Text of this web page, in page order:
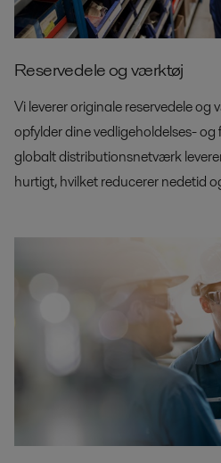
Reservedele og værktøj
Vi leverer originale reservedele
opfylder dine vedligeholdelses-
globalt distributionsnetværk
hurtigt, hvilket reducerer nedetid